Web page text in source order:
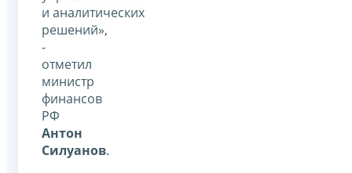
и аналитических
решений»,
-
отметил
министр
финансов
РФ
Антон
Силуанов.